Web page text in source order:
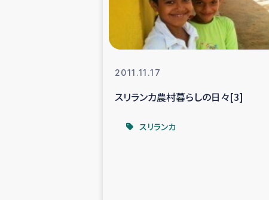
仮設住宅生活
インターン・
ガザ地区にお
ガザ地区におけ
2011.11.17
スリランカ農村暮らしの日々[3]
スリランカ